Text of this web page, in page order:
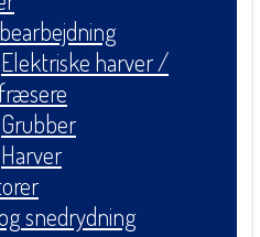
Elektriske harver /
Grubber
Harver
snedrydning